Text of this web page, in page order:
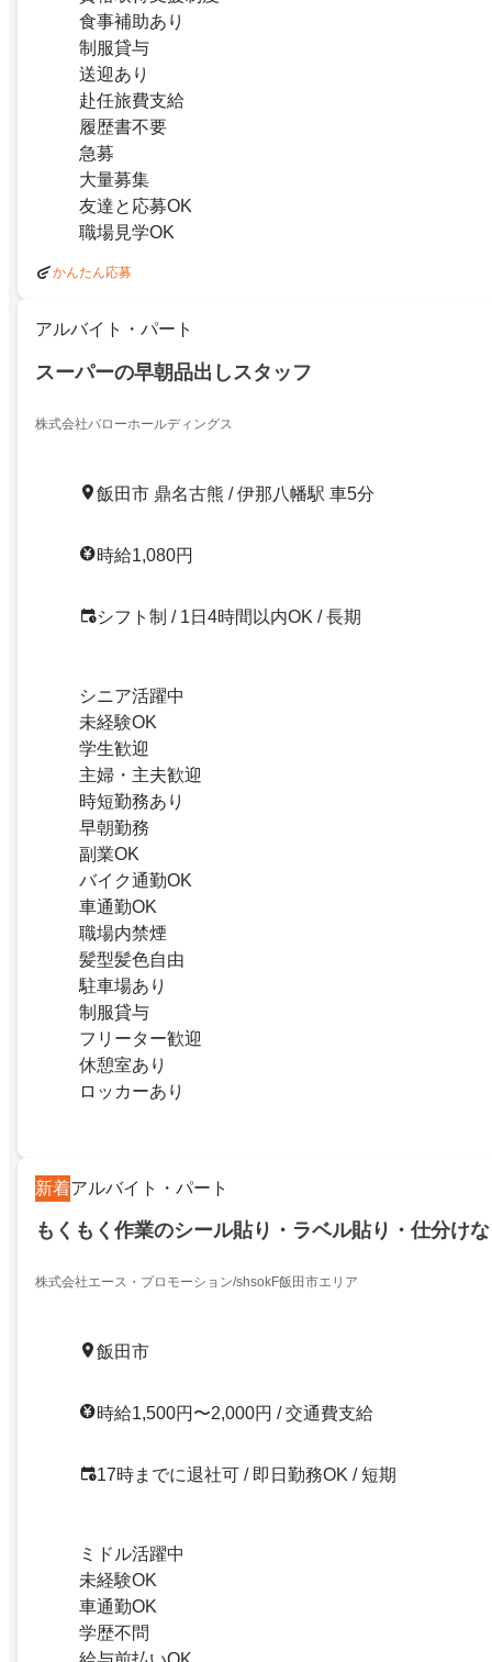
食事補助あり
制服貸与
送迎あり
赴任旅費支給
履歴書不要
急募
大量募集
友達と応募OK
職場見学OK
かんたん応募
アルバイト・パート
スーパーの早朝品出しスタッフ
株式会社バローホールディングス
飯田市 鼎名古熊 / 伊那八幡駅 車5分
時給1,080円
シフト制 / 1日4時間以内OK / 長期
シニア活躍中
未経験OK
学生歓迎
主婦・主夫歓迎
時短勤務あり
早朝勤務
副業OK
バイク通勤OK
車通勤OK
職場内禁煙
髪型髪色自由
駐車場あり
制服貸与
フリーター歓迎
休憩室あり
ロッカーあり
新着アルバイト・パート
もくもく作業のシール貼り・ラベル貼り・仕分け
株式会社エース・プロモーション/shsokF飯田市エリア
飯田市
時給1,500円〜2,000円 / 交通費支給
17時までに退社可 / 即日勤務OK / 短期
ミドル活躍中
未経験OK
車通勤OK
学歴不問